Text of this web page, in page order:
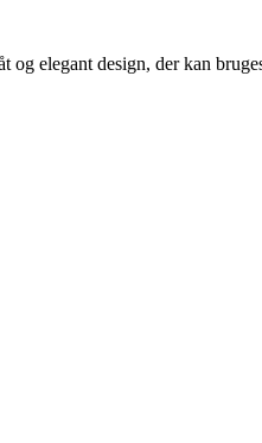
elegant design, der kan